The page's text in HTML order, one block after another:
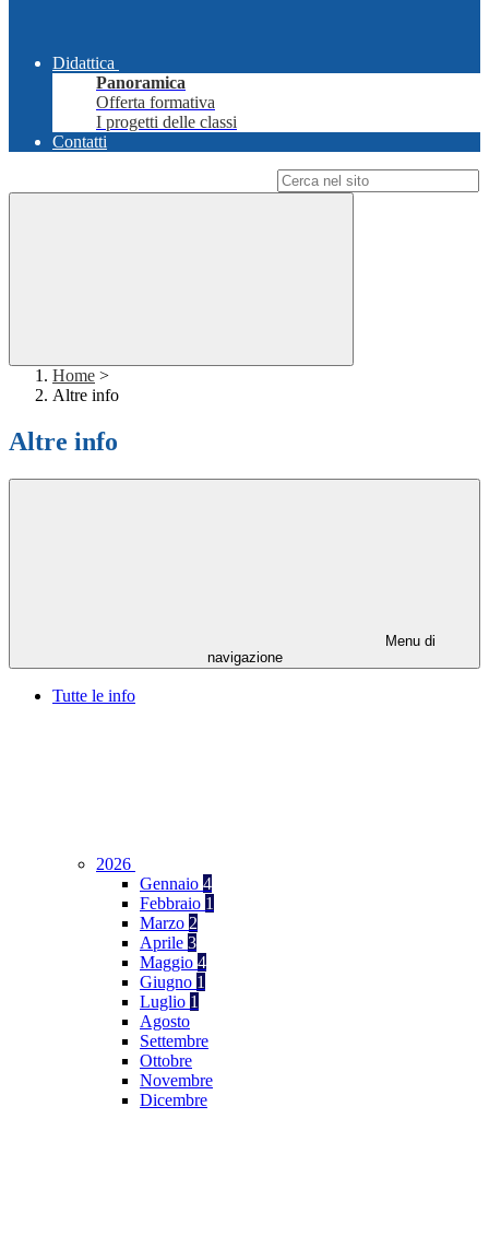
Didattica
Panoramica
Offerta formativa
I progetti delle classi
Contatti
Home >
Altre info
Altre info
Menu di
navigazione
Tutte le info
2026
Gennaio 4
Febbraio 1
Marzo 2
Aprile 3
Maggio 4
Giugno 1
Luglio 1
Agosto
Settembre
Ottobre
Novembre
Dicembre